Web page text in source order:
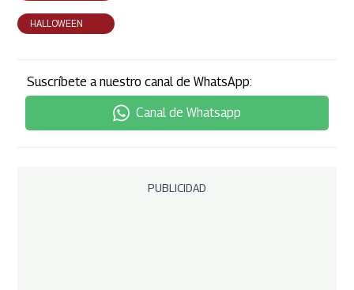
HALLOWEEN
Suscríbete a nuestro canal de WhatsApp:
Canal de Whatsapp
PUBLICIDAD